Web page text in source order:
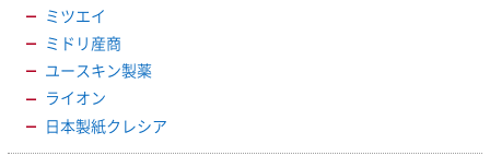
ミツエイ
ミドリ産商
ユースキン製薬
ライオン
日本製紙クレシア